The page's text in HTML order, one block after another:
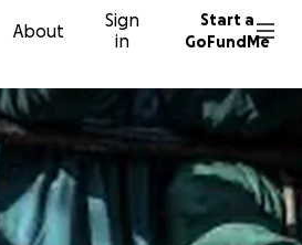
About
Sign
in
Start a
GoFundMe